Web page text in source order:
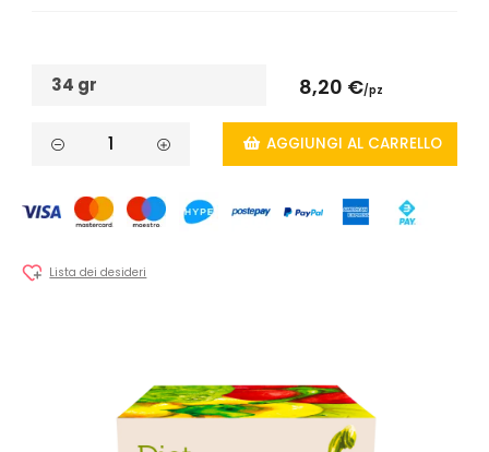
34 gr 8,20 €/pz
AGGIUNGI AL CARRELLO
Lista dei desideri